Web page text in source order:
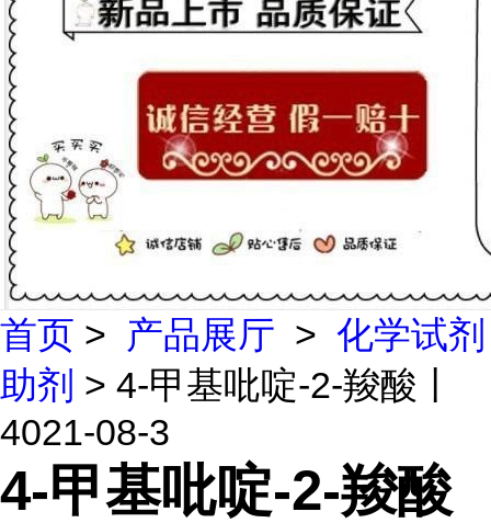
首页 > 产品展厅 > 化学试剂
助剂 > 4-甲基吡啶-2-羧酸丨
4021-08-3
4-甲基吡啶-2-羧酸